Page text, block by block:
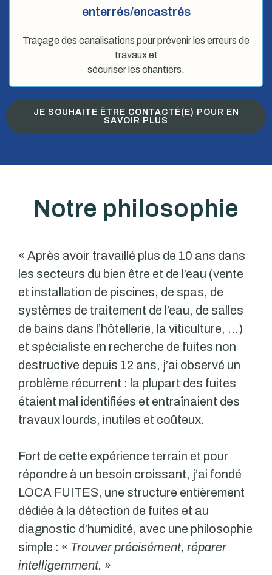
enterrés/encastrés
Traçage des canalisations pour prévenir les erreurs de
travaux et
sécuriser les chantiers.
JE SOUHAITE ÊTRE CONTACTÉ(E) POUR EN
SAVOIR PLUS
Notre philosophie
« Après avoir travaillé plus de 10 ans dans
les secteurs du bien être et de l’eau (vente
et installation de piscines, de spas, de
systèmes de traitement de l’eau, de salles
de bains dans l’hôtellerie, la viticulture, …)
et spécialiste en recherche de fuites non
destructive depuis 12 ans, j’ai observé un
problème récurrent : la plupart des fuites
étaient mal identifiées et entraînaient des
travaux lourds, inutiles et coûteux.
Fort de cette expérience terrain et pour
répondre à un besoin croissant, j’ai fondé
LOCA FUITES, une structure entièrement
dédiée à la détection de fuites et au
diagnostic d’humidité, avec une philosophie
simple : « Trouver précisément, réparer
intelligemment. »